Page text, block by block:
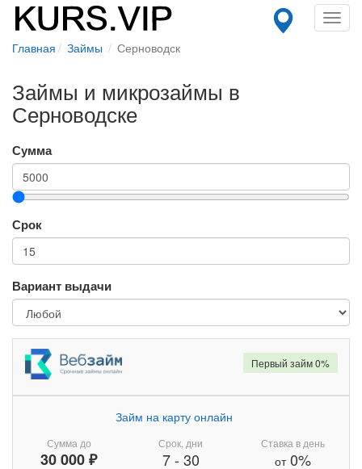
Главная Займы Серноводск
Займы и микрозаймы в
Серноводске
Сумма
Срок
Вариант выдачи
Сумма до
30 000 ₽
Займ на карту онлайн
Срок, дни
7- 30
Ставка в день
от0%
Первый займ 0%